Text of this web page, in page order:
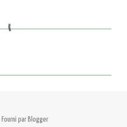
Fourni par Blogger